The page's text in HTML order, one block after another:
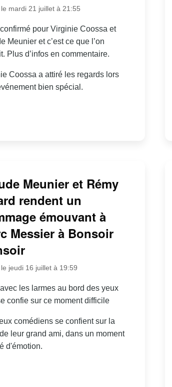
mardi 21 juillet à 21:55
confirmé pour Virginie Coossa et
Meunier et c’est ce que l’on
Plus d’infos en commentaire.
Coossa a attiré les regards lors
bien spécial.
Meunier et Rémy
rendent un
émouvant à
Messier à Bonsoir
jeudi 16 juillet à 19:59
avec les larmes au bord des yeux
confie sur ce moment difficile
comédiens se confient sur la
leur grand ami, dans un moment
d'émotion.